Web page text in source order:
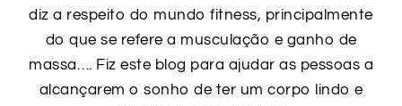
diz a respeito do mundo fitness, principalmente
do que se refere a musculação e ganho de
massa…. Fiz este blog para ajudar as pessoas a
alcançarem o sonho de ter um corpo lindo e